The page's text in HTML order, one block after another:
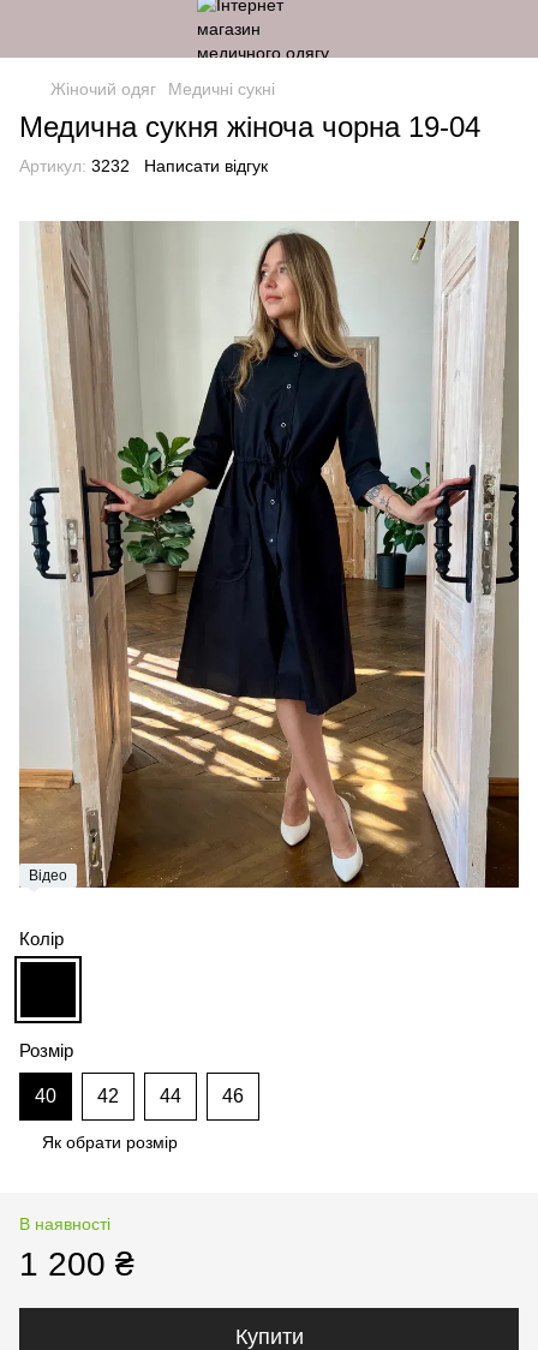
Жіночий одяг Медичні сукні
Медична сукня жіноча чорна 19-04
Артикул: 3232 Написати відгук
Відео
Колір
Розмір
40 42 44 46
Як обрати розмір
В наявності
1 200 ₴
Купити